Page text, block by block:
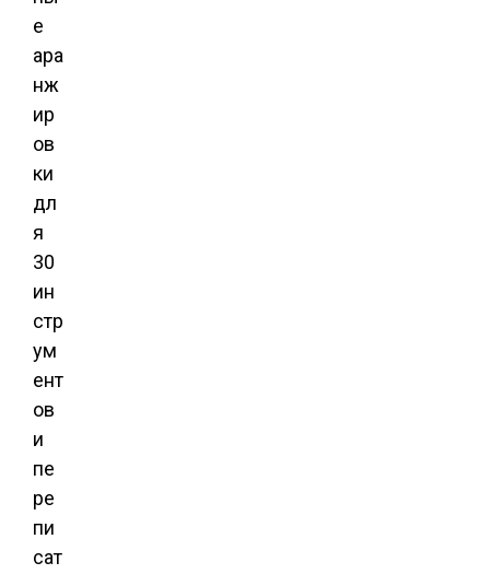
е
ара
нж
ир
ов
ки
дл
я
30
ин
стр
ум
ент
ов
и
пе
ре
пи
сат